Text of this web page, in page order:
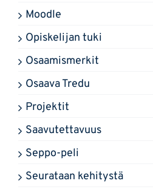
Moodle
Opiskelijan tuki
Osaamismerkit
Osaava Tredu
Projektit
Saavutettavuus
Seppo-peli
Seurataan kehitystä